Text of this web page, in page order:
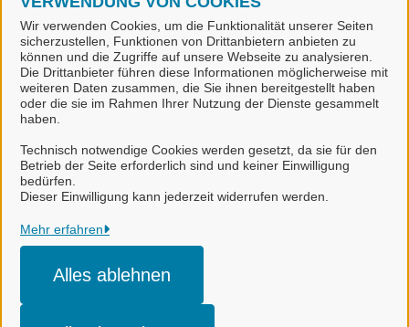
Wir verwenden Cookies, um die Funktionalität unserer Seiten
sicherzustellen, Funktionen von Drittanbietern anbieten zu
können und die Zugriffe auf unsere Webseite zu analysieren.
Die Drittanbieter führen diese Informationen möglicherweise mit
weiteren Daten zusammen, die Sie ihnen bereitgestellt haben
oder die sie im Rahmen Ihrer Nutzung der Dienste gesammelt
haben.
Technisch notwendige Cookies werden gesetzt, da sie für den
Betrieb der Seite erforderlich sind und keiner Einwilligung
bedürfen.
Dieser Einwilligung kann jederzeit widerrufen werden.
Mehr erfahren
Alles ablehnen
Landkreis Goslar
Alle Rechte vorbehalten